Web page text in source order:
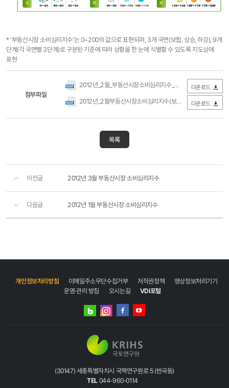
* ‘부동산시장 소비심리지수’는 0~200의 값으로 표현되며, 3개 국면(보합, 상승, 하강), 9개
단계(각 국면별 3단계)로 구분된 기준에 따라 상황을 한 눈에 식별할 수 있도록 지도상에
표현
첨부파일
2012년_2월_부동산시장소비심리지수_공표자료.hwp (0Byte /
다운로드
2012년_2월부동산시장소비심리지수(보도자료).hwp (0Byte /
다운로드
목록
이전글 2012년 3월 부동산시장 소비심리지수
다음글 2012년 1월 부동산시장 소비심리지수
개인정보처리방침 이메일주소무단수집거부 저작권정책
영상정보처리기기
운영·관리 방침
오시는길 VDI포털
네이버
인스타그램
(30147) 세종특별자치시 국책연구원로 5 (반곡동)
TEL 044-960-0114